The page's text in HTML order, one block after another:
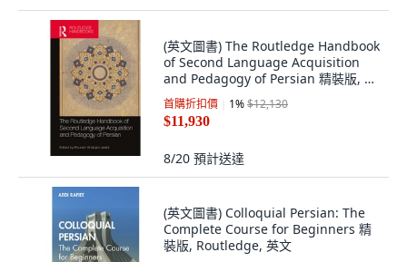
(英文圖書) The Routledge Handbook
of Second Language Acquisition
and Pedagogy of Persian 精裝版, 英
文
首購折扣價 1%$12,130
$11,930
8/20 預計送達
(英文圖書) Colloquial Persian: The
Complete Course for Beginners 精
裝版, Routledge, 英文